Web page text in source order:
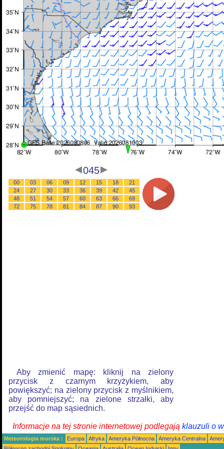
045
00 03 06 09 12 15 18
21
24
27 30 33 36 39 42
45
48
51 54 57 60 63 66
69
72
75 78 81 84 87 90 93
Aby zmienić mapę: kliknij na zielony
przycisk z czarnym krzyżykiem, aby
powiększyć; na zielony przycisk z myślnikiem,
aby pomniejszyć; na zielone strzałki, aby
przejść do map sąsiednich.
Informacje na tej stronie internetowej podlegają klauzuli o
Meteorologia morska : Europa Afryka Ameryka Północna Ameryka Centralna